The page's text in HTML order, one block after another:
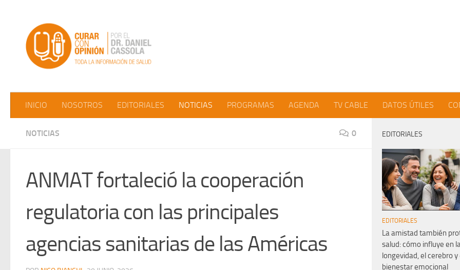
INICIO NOSOTROS EDITORIALES NOTICIAS PROGRAMAS AGENDA TV CABLE DATOS ÚTILES
NOTICIAS 0
ANMAT fortaleció la cooperación
regulatoria con las principales
agencias sanitarias de las Américas
EDITORIALES
EDITORIALES
La amistad también
salud: cómo influye en
longevidad, el cerebro y
bienestar emocional